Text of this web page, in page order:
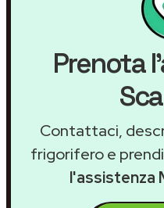
Prenota
Contattaci,
frigorifero e
l'assistenza